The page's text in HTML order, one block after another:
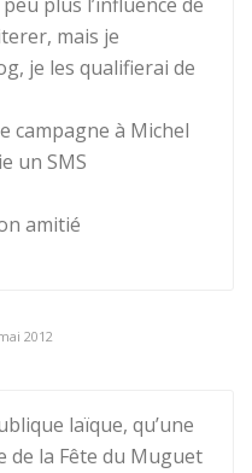
mais je
je les qualifierai de
campagne à Michel
un SMS
amitié
2012
laïque, qu’une
de la Fête du Muguet